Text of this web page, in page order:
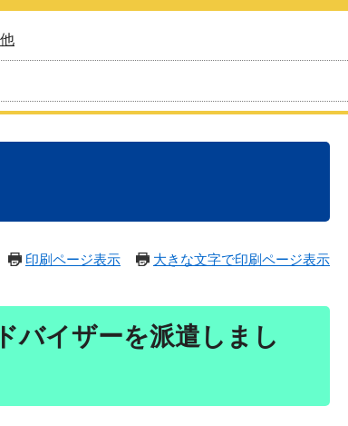
印刷ページ表示 大きな文字で印刷ページ表示
バイザーを派遣しまし